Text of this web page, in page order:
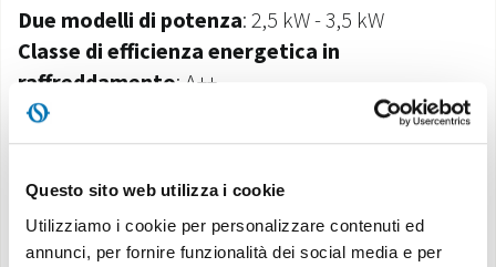
Questo sito web utilizza i cookie
Utilizziamo i cookie per personalizzare contenuti ed
annunci, per fornire funzionalità dei social media e per
Due modelli di potenza: 2,5 kW - 3,5 kW
Classe di efficienza energetica in
raffreddamento: A++
Classe di efficienza energetica in
riscaldamento(area climatica media): A+
Telecomando multifunzione
Timer 24h